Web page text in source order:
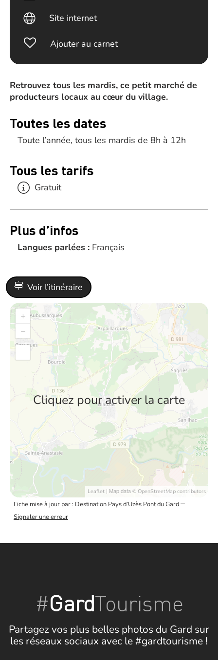
Retrouvez tous les mardis, ce petit marché de
producteurs locaux au cœur du village.
Toutes les dates
Toute l’année, tous les mardis de 8h à 12h
Tous les tarifs
Gratuit
Plus d’infos
Langues parlées : Français
Voir l’itinéraire
Cliquez pour activer la carte
+
−
Leaflet | Map data © OpenStreetMap contributors
Fiche mise à jour par : Destination Pays d’Uzès Pont du Gard–
Signaler une erreur
Site internet
Ajouter au carnet
#GardTourisme
Partagez vos plus belles photos du Gard sur
les réseaux sociaux avec le #gardtourisme !